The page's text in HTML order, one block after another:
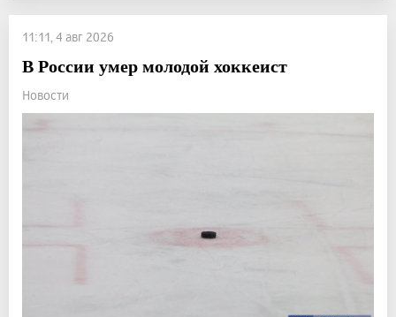
11:11, 4 авг 2026
В России умер молодой хоккеист
Новости